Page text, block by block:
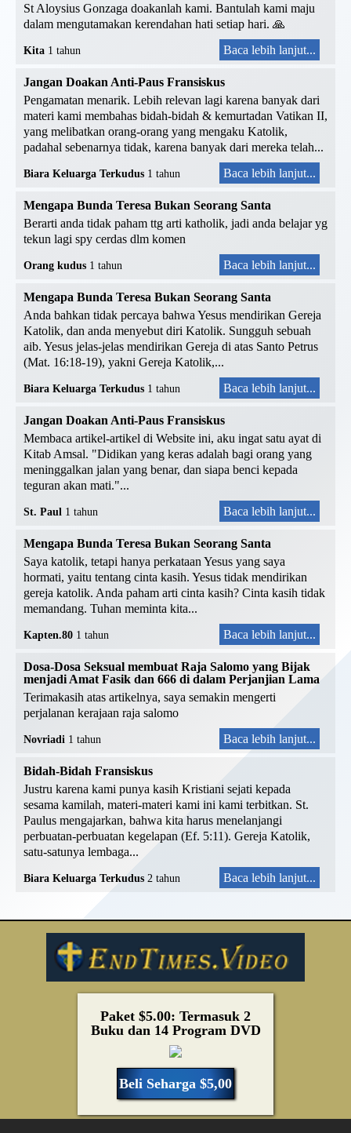
St Aloysius Gonzaga doakanlah kami. Bantulah kami maju
dalam mengutamakan kerendahan hati setiap hari. 🙏
Kita 1 tahun Baca lebih lanjut...
Jangan Doakan Anti-Paus Fransiskus
Pengamatan menarik. Lebih relevan lagi karena banyak dari
materi kami membahas bidah-bidah & kemurtadan Vatikan II,
yang melibatkan orang-orang yang mengaku Katolik,
padahal sebenarnya tidak, karena banyak dari mereka telah...
Biara Keluarga Terkudus 1 tahun Baca lebih lanjut...
Mengapa Bunda Teresa Bukan Seorang Santa
Berarti anda tidak paham ttg arti katholik, jadi anda belajar yg
tekun lagi spy cerdas dlm komen
Orang kudus 1 tahun Baca lebih lanjut...
Mengapa Bunda Teresa Bukan Seorang Santa
Anda bahkan tidak percaya bahwa Yesus mendirikan Gereja
Katolik, dan anda menyebut diri Katolik. Sungguh sebuah
aib. Yesus jelas-jelas mendirikan Gereja di atas Santo Petrus
(Mat. 16:18-19), yakni Gereja Katolik,...
Biara Keluarga Terkudus 1 tahun Baca lebih lanjut...
Jangan Doakan Anti-Paus Fransiskus
Membaca artikel-artikel di Website ini, aku ingat satu ayat di
Kitab Amsal. "Didikan yang keras adalah bagi orang yang
meninggalkan jalan yang benar, dan siapa benci kepada
teguran akan mati."...
St. Paul 1 tahun Baca lebih lanjut...
Mengapa Bunda Teresa Bukan Seorang Santa
Saya katolik, tetapi hanya perkataan Yesus yang saya
hormati, yaitu tentang cinta kasih. Yesus tidak mendirikan
gereja katolik. Anda paham arti cinta kasih? Cinta kasih tidak
memandang. Tuhan meminta kita...
Kapten.80 1 tahun Baca lebih lanjut...
Dosa-Dosa Seksual membuat Raja Salomo yang Bijak
menjadi Amat Fasik dan 666 di dalam Perjanjian Lama
Terimakasih atas artikelnya, saya semakin mengerti
perjalanan kerajaan raja salomo
Novriadi 1 tahun Baca lebih lanjut...
Bidah-Bidah Fransiskus
Justru karena kami punya kasih Kristiani sejati kepada
sesama kamilah, materi-materi kami ini kami terbitkan. St.
Paulus mengajarkan, bahwa kita harus menelanjangi
perbuatan-perbuatan kegelapan (Ef. 5:11). Gereja Katolik,
satu-satunya lembaga...
Biara Keluarga Terkudus 2 tahun Baca lebih lanjut...
Paket $5.00: Termasuk 2
Buku dan 14 Program DVD
Beli Seharga $5,00